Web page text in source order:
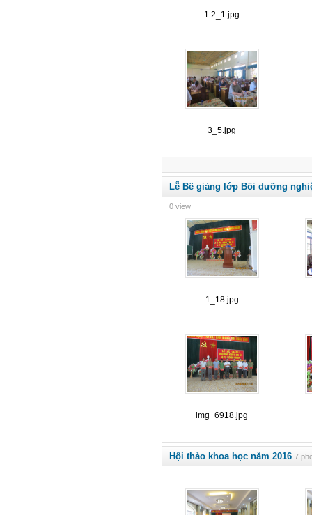
1.2_1.jpg
3_5.jpg
Lễ Bế giảng lớp Bồi dưỡng
0 view
1_18.jpg
img_6918.jpg
Hội thảo khoa học năm 2016 7